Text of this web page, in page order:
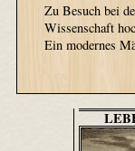
Zu Besuch bei
Wissenschaft
Ein modernes